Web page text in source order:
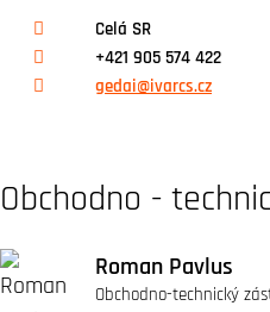
Celá SR
+421 905 574 422
gedai@ivarcs.cz
Obchodno -
Roman Pavlus
Obchodno-technický